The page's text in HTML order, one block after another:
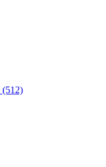
(512)